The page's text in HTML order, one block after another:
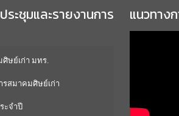
ระชุมและรายงานการ
ษย์เก่า มทร.
สมาคมศิษย์เก่า
ะจำปี
แนวทาง